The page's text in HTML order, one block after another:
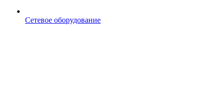
Сетевое оборудование